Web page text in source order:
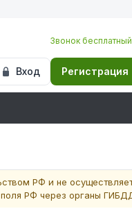
Звонок
Вход Регистрация
РФ и не
РФ через органы